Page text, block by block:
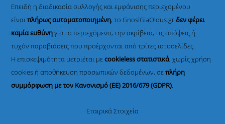
Επειδή η διαδικασία συλλογής και εμφάνισης περιεχομένου
είναιπλήρως αυτοματοποιημένη, το GnosiGiaOlous.grδεν φέρει
καμία ευθύνηγια το περιεχόμενο, την ακρίβεια, τις απόψεις ή
τυχόν παραβιάσεις που προέρχονται από τρίτες ιστοσελίδες.
Η επισκεψιμότητα μετριέται μεcookieless στατιστικά, χωρίς χρήση
cookies ή αποθήκευση προσωπικών δεδομένων, σεπλήρη
συμμόρφωση με τον Κανονισμό (ΕΕ) 2016/679 (GDPR).
Εταιρικά Στοιχεία